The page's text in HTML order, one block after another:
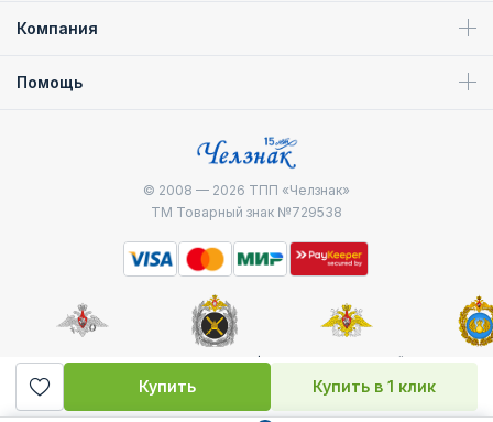
Купить Купить в 1 клик
Компания
Помощь
© 2008 — 2026 ТПП «Челзнак»
ТМ Товарный знак №729538
Министерство
Генштаб ВС РФ
Военно-морской
флот
десантные